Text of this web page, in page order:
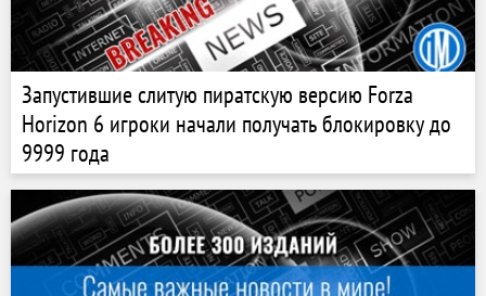
Запустившие слитую пиратскую версию Forza
Horizon 6 игроки начали получать блокировку до
9999 года